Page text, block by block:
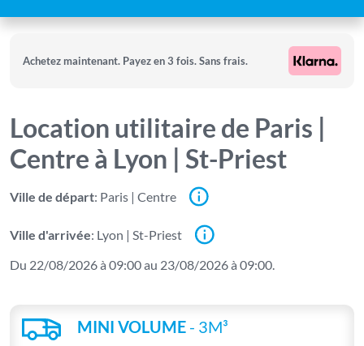
Achetez maintenant. Payez en 3 fois. Sans frais.
Location utilitaire de Paris |
Centre à Lyon | St-Priest
Ville de départ: Paris | Centre
Afficher l'adresse du parking City-Drop pour cette ville
Ville d'arrivée: Lyon | St-Priest
Afficher l'adresse du parking City-Drop pour cette ville
Du 22/08/2026 à 09:00 au 23/08/2026 à 09:00.
MINI VOLUME - 3M³